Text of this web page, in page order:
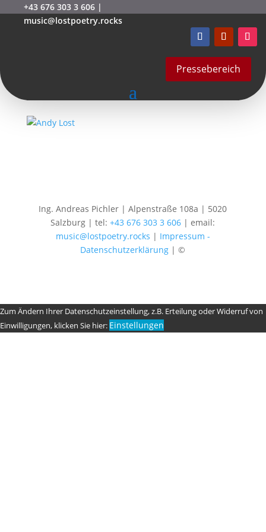
+43 676 303 3 606 |
music@lostpoetry.rocks
Pressebereich
Ing. Andreas Pichler | Alpenstraße 108a | 5020
Salzburg | tel:+43 676 303 3 606 | email:
music@lostpoetry.rocks | Impressum -
Datenschutzerklärung | ©
Zum Ändern Ihrer Datenschutzeinstellung, z.B. Erteilung oder Widerruf von
Einwilligungen, klicken Sie hier: Einstellungen